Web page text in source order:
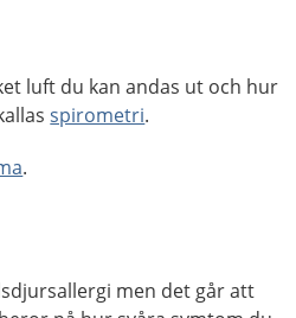
luft du kan andas ut och hur
spirometri.
.
men det går att